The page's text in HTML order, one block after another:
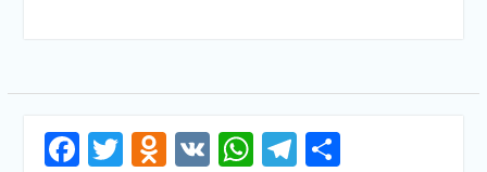
Facebook
Twitter
Odnoklassniki
VKWhatsApp
Telegram